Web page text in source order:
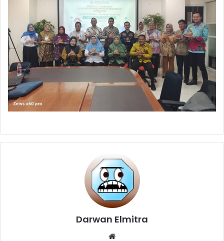
Darwan Elmitra
Website